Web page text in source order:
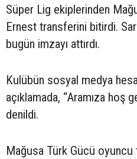
Süper Lig ekiplerinden
Ernest transferini bitirdi.
bugün imzayı attırdı.
Kulübün sosyal medya
açıklamada, “Aramıza hoş
denildi.
Mağusa Türk Gücü